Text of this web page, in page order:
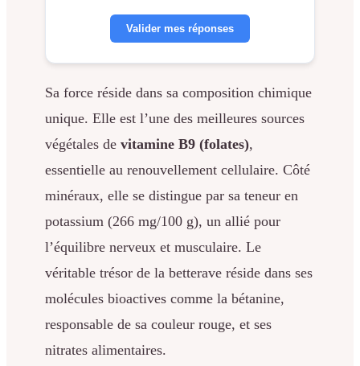
Valider mes réponses
Sa force réside dans sa composition chimique
unique. Elle est l’une des meilleures sources
végétales de vitamine B9 (folates),
essentielle au renouvellement cellulaire. Côté
minéraux, elle se distingue par sa teneur en
potassium (266 mg/100 g), un allié pour
l’équilibre nerveux et musculaire. Le
véritable trésor de la betterave réside dans ses
molécules bioactives comme la bétanine,
responsable de sa couleur rouge, et ses
nitrates alimentaires.